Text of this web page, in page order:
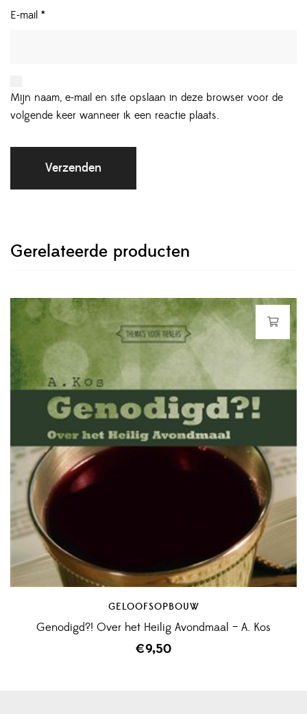
E-mail *
Mijn naam, e-mail en site opslaan in deze browser voor de
volgende keer wanneer ik een reactie plaats.
Gerelateerde producten
GELOOFSOPBOUW
Genodigd?! Over het Heilig Avondmaal – A. Kos
€9,50